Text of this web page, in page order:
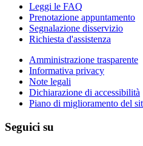
Leggi le FAQ
Prenotazione appuntamento
Segnalazione disservizio
Richiesta d'assistenza
Amministrazione trasparente
Informativa privacy
Note legali
Dichiarazione di accessibilità
Piano di miglioramento del
Seguici su